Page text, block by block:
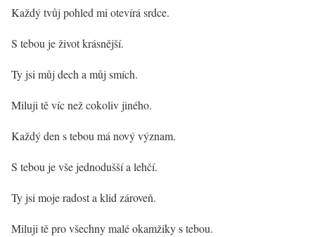
Každý tvůj pohled mi otevírá srdce.
S tebou je život krásnější.
Ty jsi můj dech a můj smích.
Miluji tě víc než cokoliv jiného.
Každý den s tebou má nový význam.
S tebou je vše jednodušší a lehčí.
Ty jsi moje radost a klid zároveň.
Miluji tě pro všechny malé okamžiky s tebou.